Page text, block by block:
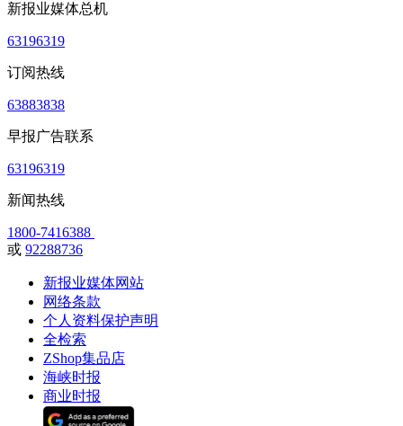
新报业媒体总机
63196319
订阅热线
63883838
早报广告联系
63196319
新闻热线
1800-7416388
或 92288736
新报业媒体网站
网络条款
个人资料保护声明
全检索
ZShop集品店
海峡时报
商业时报